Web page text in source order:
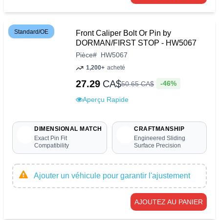
Standard/OE
Front Caliper Bolt Or Pin by
DORMAN/FIRST STOP - HW5067
Pièce# HW5067
1,200+ acheté
27.29 CA$50.65CA$ -46%
Aperçu Rapide
DIMENSIONAL MATCH
Exact Pin Fit
Compatibility
CRAFTMANSHIP
Engineered Sliding
Surface Precision
Ajouter un véhicule pour garantir l'ajustement
AJOUTEZ AU PANIER